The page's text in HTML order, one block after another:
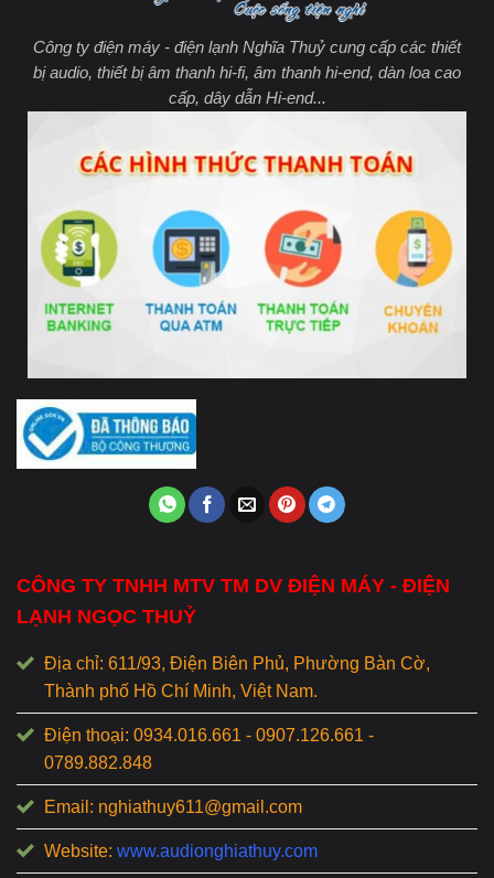
Công ty điện máy - điện lạnh Nghĩa Thuỷ cung cấp các thiết
bị audio, thiết bị âm thanh hi-fi, âm thanh hi-end, dàn loa cao
cấp, dây dẫn Hi-end...
CÔNG TY TNHH MTV TM DV ĐIỆN MÁY - ĐIỆN
LẠNH NGỌC THUỶ
Địa chỉ: 611/93, Điện Biên Phủ, Phường Bàn Cờ,
Thành phố Hồ Chí Minh, Việt Nam.
Điện thoại: 0934.016.661 - 0907.126.661 -
0789.882.848
Email: nghiathuy611@gmail.com
Website: www.audionghiathuy.com